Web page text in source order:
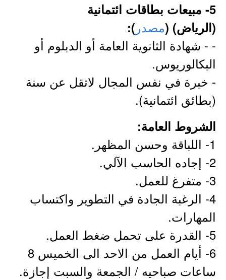
5- مبيعات بطاقات ائتمانية
(الرياض) (مصدر ):
- - شهادة الثانوية العامة أو الدبلوم أو
البكالوريوس.
- خبرة في نفس المجال لاتقل عن سنة
(بطائق ائتمانية).
الشروط العامة:
1- اللباقة وحسن المظهر.
2- إجاده الحاسب الآلي.
3- متفرغ للعمل.
4- الرغبة الجادة في التطوير واكتساب
المهارات.
5- القدرة على تحمل ضغط العمل.
6- أيام العمل من الاحد الى الخميس 8
ساعات صباحيه / الجمعة والسبت إجازة.